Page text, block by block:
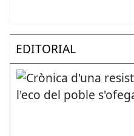
EDITORIAL